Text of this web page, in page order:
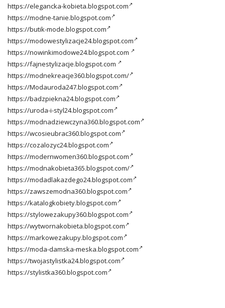
https://elegancka-kobieta.blogspot.com
https://modne-tanie.blogspot.com
https://butik-mode.blogspot.com
https://modowestylizacje24.blogspot.com
https://nowinkimodowe24.blogspot.com
https://fajnestylizacje.blogspot.com
https://modnekreacje360.blogspot.com/
https://Modauroda247.blogspot.com
https://badzpiekna24.blogspot.com
https://uroda-i-styl24.blogspot.com
https://modnadziewczyna360.blogspot.com
https://wcosieubrac360.blogspot.com
https://cozalozyc24.blogspot.com
https://modernwomen360.blogspot.com
https://modnakobieta365.blogspot.com/
https://modadlakazdego24.blogspot.com
https://zawszemodna360.blogspot.com
https://katalogkobiety.blogspot.com
https://stylowezakupy360.blogspot.com
https://wytwornakobieta.blogspot.com
https://markowezakupy.blogspot.com
https://moda-damska-meska.blogspot.com
https://twojastylistka24.blogspot.com
https://stylistka360.blogspot.com